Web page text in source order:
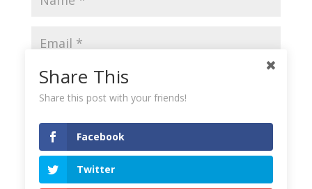
Save my name, email, and website in this browser
for the next time I comment.
Share This
Share this post with your friends!
Facebook
Twitter